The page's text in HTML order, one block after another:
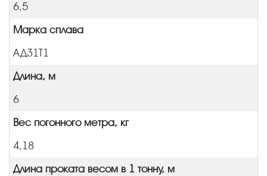
6,5
Марка сплава
АД31Т1
Длина, м
6
Вес погонного метра, кг
4,18
Длина проката весом в 1 тонну, м